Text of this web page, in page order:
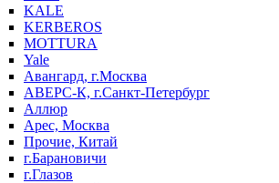
KALE
KERBEROS
MOTTURA
Yale
Авангард, г.Москва
АВЕРС-К, г.Санкт-Петербург
Аллюр
Арес, Москва
Прочие, Китай
г.Барановичи
г.Глазов